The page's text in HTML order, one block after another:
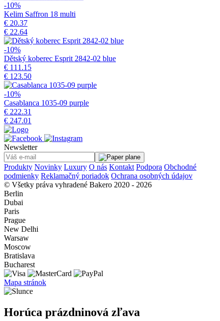
-10%
Kelim Saffron 18 multi
€ 20.37
€ 22.64
-10%
Dětský koberec Esprit 2842-02 blue
€ 111.15
€ 123.50
-10%
Casablanca 1035-09 purple
€ 222.31
€ 247.01
Newsletter
Produkty Novinky Luxury O nás Kontakt Podpora Obchodné
podmienky Reklamačný poriadok Ochrana osobných údajov
© Všetky práva vyhradené Bakero 2020 - 2026
Berlin
Dubai
Paris
Prague
New Delhi
Warsaw
Moscow
Bratislava
Bucharest
Mapa stránok
Horúca prázdninová zľava